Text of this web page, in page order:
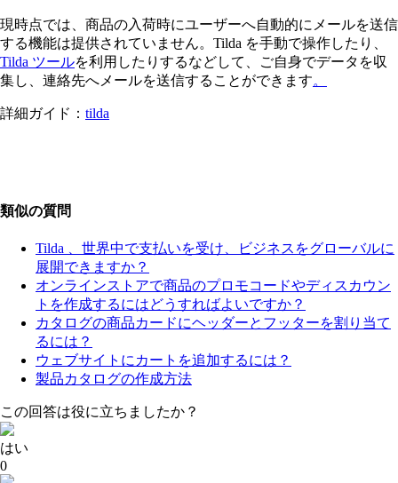
現時点では、商品の入荷時にユーザーへ自動的にメールを送信
する機能は提供されていません。Tilda を手動で操作したり、
Tilda ツールを利用したりするなどして、ご自身でデータを収
集し、連絡先へメールを送信することができます。
詳細ガイド： tilda
類似の質問
Tilda 、世界中で支払いを受け、ビジネスをグローバルに
展開できますか？
オンラインストアで商品のプロモコードやディスカウン
トを作成するにはどうすればよいですか？
カタログの商品カードにヘッダーとフッターを割り当て
るには？
ウェブサイトにカートを追加するには？
製品カタログの作成方法
この回答は役に立ちましたか？
はい
0